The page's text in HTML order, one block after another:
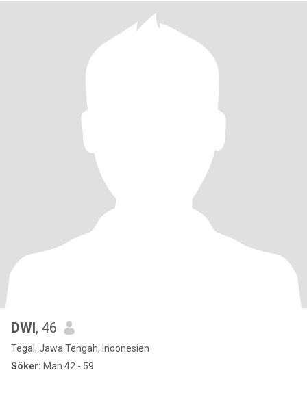
DWI, 46
Tegal, Jawa Tengah, Indonesien
Söker: Man 42 - 59